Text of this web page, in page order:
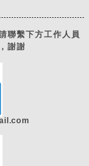
聯繫下方工作人員
謝謝